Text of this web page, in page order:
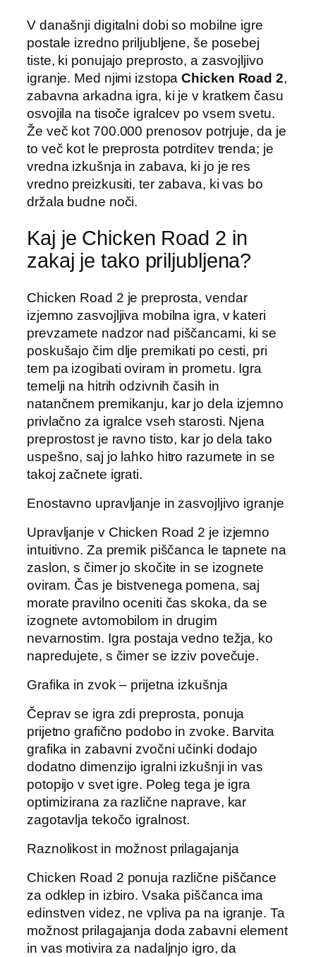
V današnji digitalni dobi so mobilne igre
postale izredno priljubljene, še posebej
tiste, ki ponujajo preprosto, a zasvojljivo
igranje. Med njimi izstopaChicken Road 2,
zabavna arkadna igra, ki je v kratkem času
osvojila na tisoče igralcev po vsem svetu.
Že več kot 700.000 prenosov potrjuje, da je
to več kot le preprosta potrditev trenda; je
vredna izkušnja in zabava, ki jo je res
vredno preizkusiti, ter zabava, ki vas bo
držala budne noči.
Kaj je Chicken Road 2 in
zakaj je tako priljubljena?
Chicken Road 2 je preprosta, vendar
izjemno zasvojljiva mobilna igra, v kateri
prevzamete nadzor nad piščancami, ki se
poskušajo čim dlje premikati po cesti, pri
tem pa izogibati oviram in prometu. Igra
temelji na hitrih odzivnih časih in
natančnem premikanju, kar jo dela izjemno
privlačno za igralce vseh starosti. Njena
preprostost je ravno tisto, kar jo dela tako
uspešno, saj jo lahko hitro razumete in se
takoj začnete igrati.
Enostavno upravljanje in zasvojljivo igranje
Upravljanje v Chicken Road 2 je izjemno
intuitivno. Za premik piščanca le tapnete na
zaslon, s čimer jo skočite in se izognete
oviram. Čas je bistvenega pomena, saj
morate pravilno oceniti čas skoka, da se
izognete avtomobilom in drugim
nevarnostim. Igra postaja vedno težja, ko
napredujete, s čimer se izziv povečuje.
Grafika in zvok – prijetna izkušnja
Čeprav se igra zdi preprosta, ponuja
prijetno grafično podobo in zvoke. Barvita
grafika in zabavni zvočni učinki dodajo
dodatno dimenzijo igralni izkušnji in vas
potopijo v svet igre. Poleg tega je igra
optimizirana za različne naprave, kar
zagotavlja tekočo igralnost.
Raznolikost in možnost prilagajanja
Chicken Road 2 ponuja različne piščance
za odklep in izbiro. Vsaka piščanca ima
edinstven videz, ne vpliva pa na igranje. Ta
možnost prilagajanja doda zabavni element
in vas motivira za nadaljnjo igro, da